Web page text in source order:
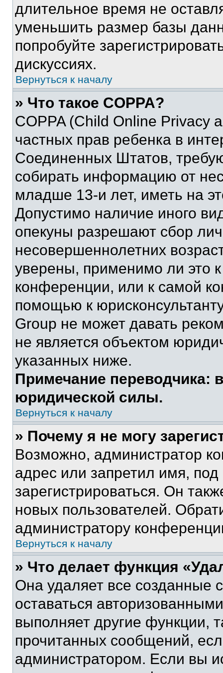
длительное время не
уменьшить размер базы
попробуйте
дискуссиях.
Вернуться к началу
» Что такое COPPA?
COPPA (Child Online Privacy
частных прав ребенка в
Соединенных Штатов,
собирать информацию от
младше 13-и лет, иметь на
Допустимо наличие иного
опекуны разрешают сбор
несовершеннолетних
уверены, применимо ли это
конференции, или к самой
помощью к
Group не может давать
не является объектом
указанных ниже.
Примечание переводчика:
юридической силы.
Вернуться к началу
» Почему я не могу
Возможно, администратор
адрес или запретил имя,
зарегистрироваться. Он
новых пользователей.
администратору
Вернуться к началу
» Что делает функция
Она удаляет все созданные
оставаться
выполняет другие функции,
прочитанных сообщений,
администратором. Если вы